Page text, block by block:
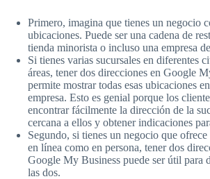
Primero, imagina que tienes un negocio
ubicaciones. Puede ser una cadena de
tienda minorista o incluso una empresa
Si tienes varias sucursales en diferentes
áreas, tener dos direcciones en Google
permite mostrar todas esas ubicaciones
empresa. Esto es genial porque los
encontrar fácilmente la dirección de la
cercana a ellos y obtener indicaciones
Segundo, si tienes un negocio que
en línea como en persona, tener dos
Google My Business puede ser útil para
las dos.